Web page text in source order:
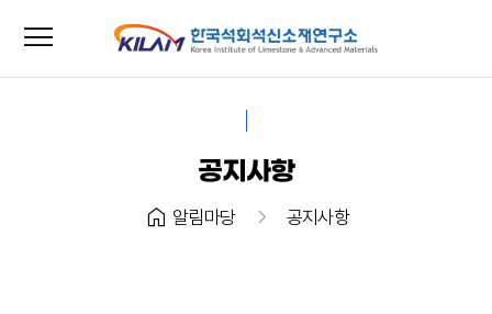
menu
공지사항
home 알림마당 chevron_right 공지사항